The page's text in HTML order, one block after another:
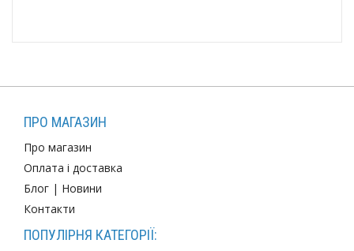
ПРО МАГАЗИН
Про магазин
Оплата і доставка
Блог | Новини
Контакти
ПОПУЛІРНЯ КАТЕГОРІЇ: